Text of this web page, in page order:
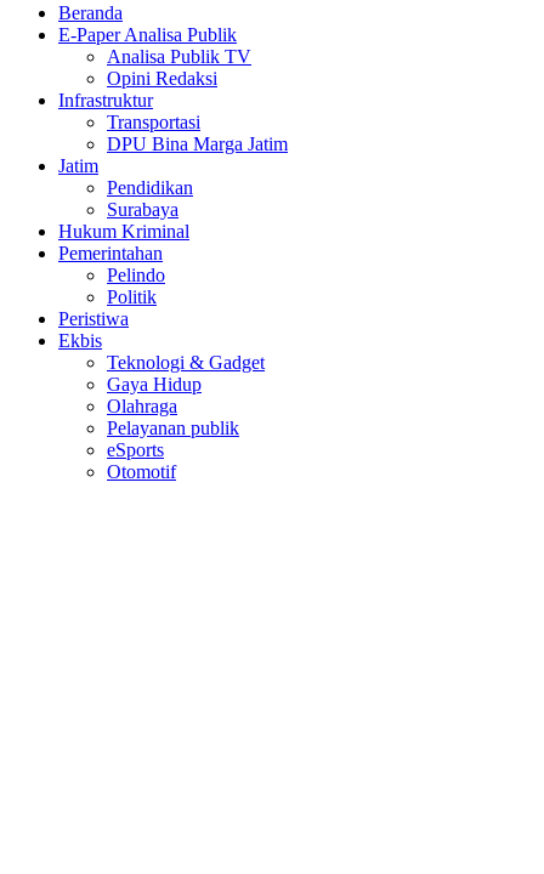
Beranda
E-Paper Analisa Publik
Analisa Publik TV
Opini Redaksi
Infrastruktur
Transportasi
DPU Bina Marga Jatim
Jatim
Pendidikan
Surabaya
Hukum Kriminal
Pemerintahan
Pelindo
Politik
Peristiwa
Ekbis
Teknologi & Gadget
Gaya Hidup
Olahraga
Pelayanan publik
eSports
Otomotif